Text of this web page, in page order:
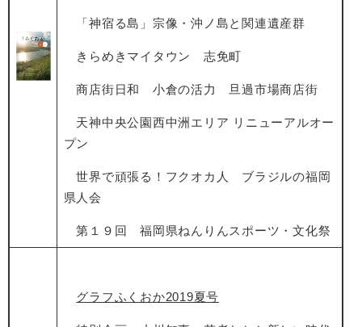
「神宿る島」宗像・沖ノ島と関連遺産群
きらめきマイタウン 志免町
商店街日和 小倉の活力 旦過市場商店街
天神中央公園西中洲エリア リニューアルオー
プン
世界で頑張る！フクオカ人 ブラジルの福岡
県人会
第１９回 福岡県ねんりんスポーツ・文化祭
グラフふくおか2019夏号